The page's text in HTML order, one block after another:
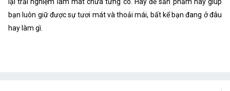
bạn luôn giữ được sự tươi mát và thoải mái, bất kể bạn đang ở đâu
hay làm gì.